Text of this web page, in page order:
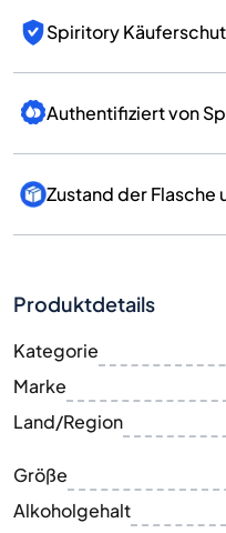
Spiritory
Authentifiziert von
Zustand der Flasche
Produktdetails
Kategorie
Marke
Land/Region
Größe
Alkoholgehalt